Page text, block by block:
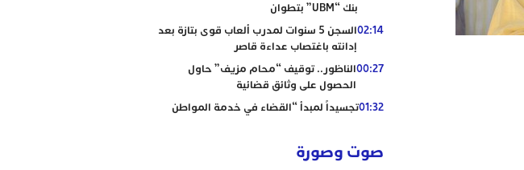
بنك “UBM” بتطوان
02:14
السجن 5 سنوات لمدرب ألعاب قوى بتازة بعد
إدانته باغتصاب عداءة قاصر
00:27الناظور.. توقيف “محام مزيف” حاول
الحصول على وثائق قضائية
01:32تجسيداً لمبدأ “القضاء في خدمة المواطن
02:13رؤساء ونقباء للمحامين يتضامنون مع الاستاذ
حاجي .
صوت وصورة